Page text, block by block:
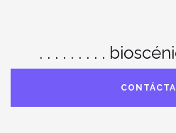
. . . . . . . . .